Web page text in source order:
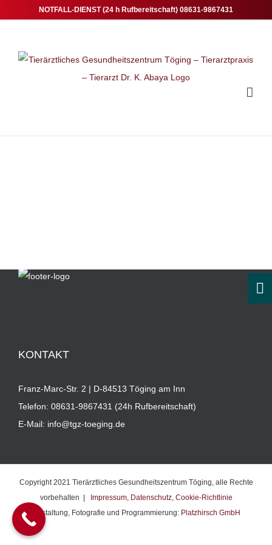
NOTFALL-DIENST (24 h Rufbereitschaft) 08631-9867431
KONTAKT
Franz-Marc-Str. 2 | D-84513 Töging am Inn
Telefon: 08631-9867431 (24h Rufbereitschaft)
E-Mail: info@tgz-toeging.de
Copyright 2021 Tierärztliches Gesundheitszentrum Töging, alle Rechte
vorbehalten |
Impressum, Datenschutz, Cookie-Richtlinie
Gestaltung, Fotografie und Programmierung: Platzhirsch GmbH